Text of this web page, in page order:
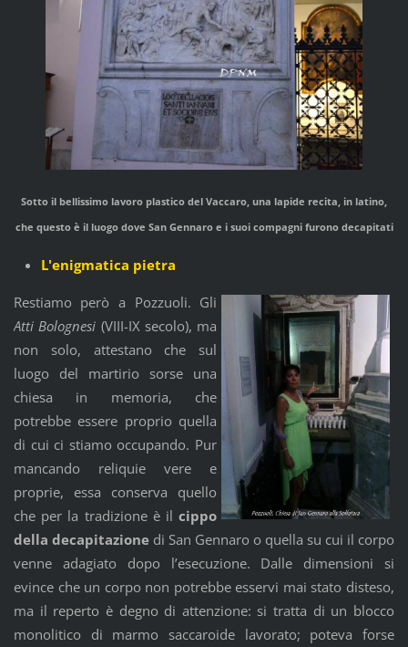
Sotto il bellissimo lavoro plastico del Vaccaro, una lapide recita, in latino,
che questo è il luogo dove San Gennaro e i suoi compagni furono decapitati
L'enigmatica pietra
Restiamo però a Pozzuoli. Gli
Atti Bolognesi (VIII-IX secolo), ma
non solo, attestano che sul
luogo del martirio sorse una
chiesa in memoria, che
potrebbe essere proprio quella
di cui ci stiamo occupando. Pur
mancando reliquie vere e
proprie, essa conserva quello
che per la tradizione è ilcippo
della decapitazione di San Gennaro o quella su cui il corpo
venne adagiato dopo l’esecuzione. Dalle dimensioni si
evince che un corpo non potrebbe esservi mai stato disteso,
ma il reperto è degno di attenzione: si tratta di un blocco
monolitico di marmo saccaroide lavorato; poteva forse